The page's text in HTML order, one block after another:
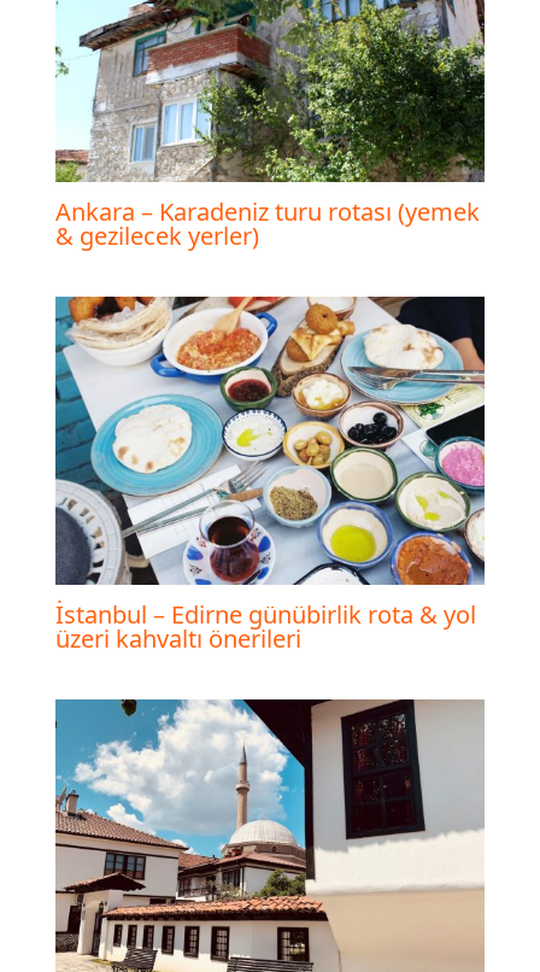
Ankara – Karadeniz turu rotası (yemek
& gezilecek yerler)
İstanbul – Edirne günübirlik rota & yol
üzeri kahvaltı önerileri